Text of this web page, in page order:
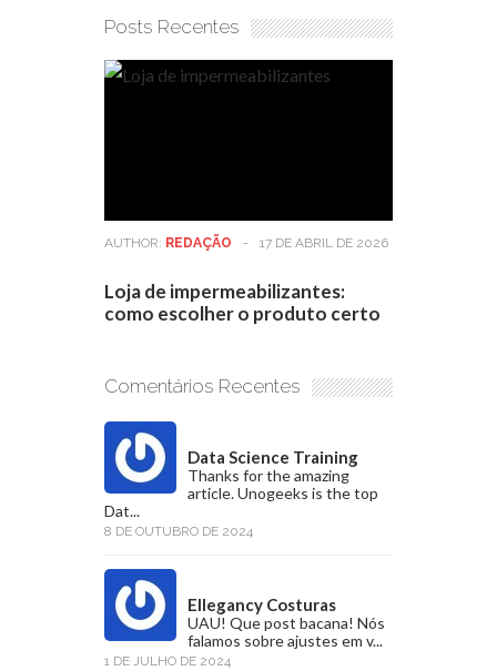
Posts Recentes
AUTHOR: REDAÇÃO - 17 DE ABRIL DE 2026
Loja de impermeabilizantes:
como escolher o produto certo
Comentários Recentes
Data Science Training
Thanks for the amazing
article. Unogeeks is the top
Dat...
8 DE OUTUBRO DE 2024
Ellegancy Costuras
UAU! Que post bacana! Nós
falamos sobre ajustes em v...
1 DE JULHO DE 2024